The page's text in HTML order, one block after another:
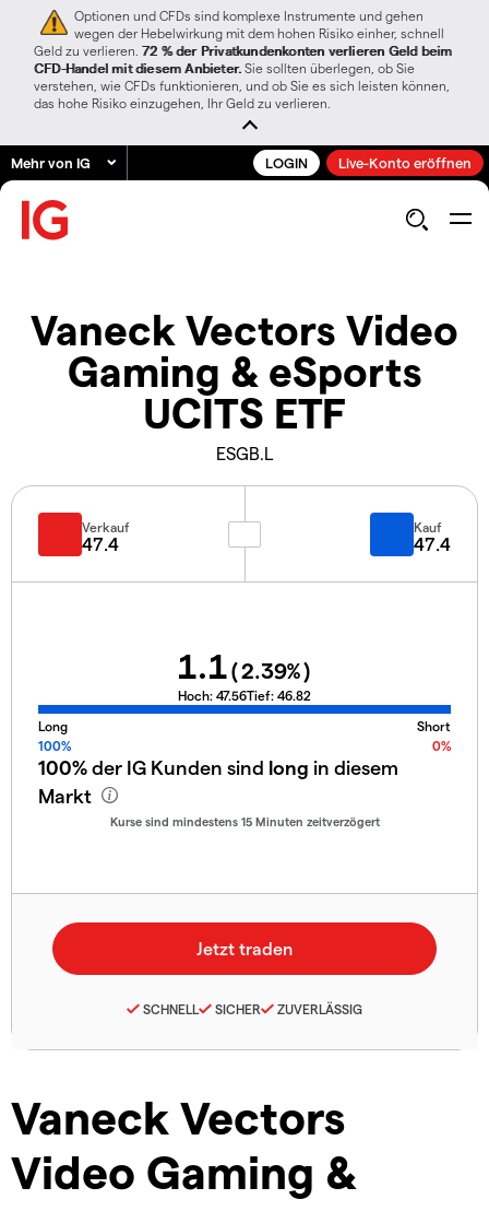
Optionen und CFDs sind komplexe Instrumente und gehen
wegen der Hebelwirkung mit dem hohen Risiko einher, schnell
Geld zu verlieren. 72 % der Privatkundenkonten verlieren Geld beim
CFD-Handel mit diesem Anbieter. Sie sollten überlegen, ob Sie
verstehen, wie CFDs funktionieren, und ob Sie es sich leisten können,
das hohe Risiko einzugehen, Ihr Geld zu verlieren.
Mehr von IG LOGIN Live-Konto eröffnen
Vaneck Vectors Video
Gaming & eSports
UCITS ETF
ESGB.L
Vaneck Vectors
Video Gaming &
Verkauf
47.4
Kauf
47.4
1.1(2.39%)
Hoch: 47.56Tief: 46.82
Long
Short
100%
0%
100%der IG Kunden sind long in diesem
Markt
Kurse sind mindestens 15 Minuten zeitverzögert
SCHNELL SICHER ZUVERLÄSSIG